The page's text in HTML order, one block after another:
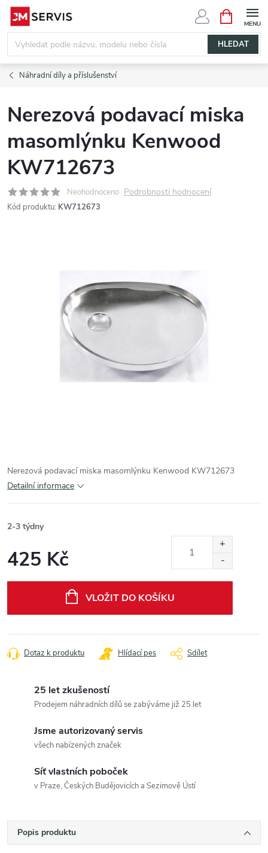
Přejít
obsah
HLEDAT
NÁKUPNÍ
KOŠÍK
Náhradní díly a příslušenství
Nerezová podavací miska
masomlýnku Kenwood
KW712673
Neohodnoceno Podrobnosti hodnocení
Kód produktu: KW712673
Nerezová podavací miska masomlýnku Kenwood KW712673
Detailní informace
2-3 týdny
425 Kč
VLOŽIT DO KOŠÍKU
Dotaz k produktu Hlídací pes Sdílet
25 let zkušeností
Prodejem náhradních dílů se zabýváme již 25 let
Jsme autorizovaný servis
všech nabízených značek
Síť vlastních poboček
v Praze, Českých Budějovicích a Sezimově Ústí
Popis produktu